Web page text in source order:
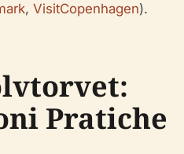
, VisitCopenhagen).
Pratiche